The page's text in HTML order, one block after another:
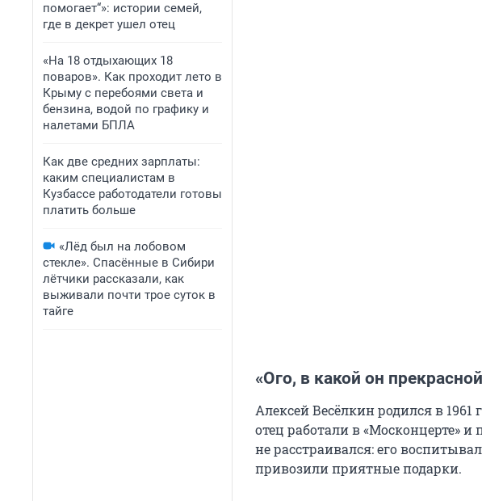
помогает“»: истории семей,
где в декрет ушел отец
«На 18 отдыхающих 18
поваров». Как проходит лето в
Крыму с перебоями света и
бензина, водой по графику и
налетами БПЛА
Как две средних зарплаты:
каким специалистам в
Кузбассе работодатели готовы
платить больше
«Лёд был на лобовом
стекле». Спасённые в Сибири
лётчики рассказали, как
выживали почти трое суток в
тайге
«Ого, в какой он
Алексей Весёлкин родился в
отец работали в «Москонцерте»
не расстраивался: его
привозили приятные подарки.